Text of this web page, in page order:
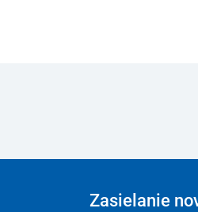
Zasielanie